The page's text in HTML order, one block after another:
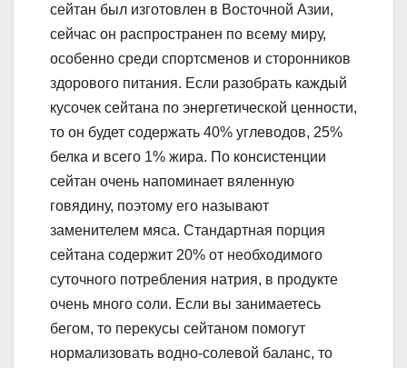
сейтан был изготовлен в Восточной Азии,
сейчас он распространен по всему миру,
особенно среди спортсменов и сторонников
здорового питания. Если разобрать каждый
кусочек сейтана по энергетической ценности,
то он будет содержать 40% углеводов, 25%
белка и всего 1% жира. По консистенции
сейтан очень напоминает вяленную
говядину, поэтому его называют
заменителем мяса. Стандартная порция
сейтана содержит 20% от необходимого
суточного потребления натрия, в продукте
очень много соли. Если вы занимаетесь
бегом, то перекусы сейтаном помогут
нормализовать водно-солевой баланс, то